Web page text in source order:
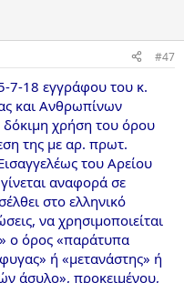
#47
7-18 εγγράφου του κ.
και Ανθρωπίνων
χρήση του όρου
της με αρ. πρωτ.
του Αρείου
αναφορά σε
στο ελληνικό
να χρησιμοποιείται
ο όρος «παράτυπα
ή «μετανάστης» ή
άσυλο», προκειμένου,